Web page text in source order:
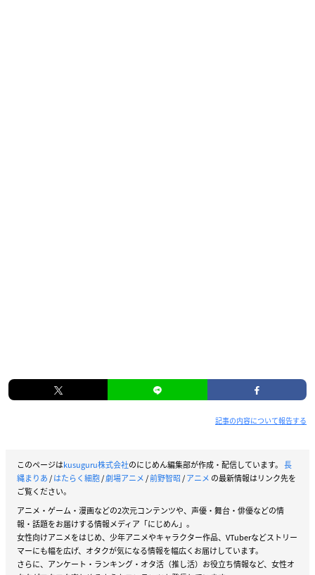
記事の内容について報告する
このページはkusuguru株式会社のにじめん編集部が作成・配信しています。 長
縄まりあ/はたらく細胞/劇場アニメ/前野智昭/アニメ の最新情報はリンク先を
ご覧ください。
アニメ・ゲーム・漫画などの2次元コンテンツや、声優・舞台・俳優などの情
報・話題をお届けする情報メディア「にじめん」。
女性向けアニメをはじめ、少年アニメやキャラクター作品、VTuberなどストリー
マーにも幅を広げ、オタクが気になる情報を幅広くお届けしています。
さらに、アンケート・ランキング・オタ活（推し活）お役立ち情報など、女性オ